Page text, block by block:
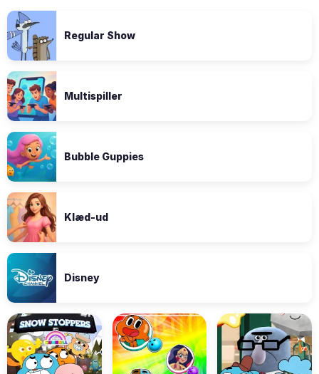
Regular Show
Multispiller
Bubble Guppies
Klæd-ud
Disney